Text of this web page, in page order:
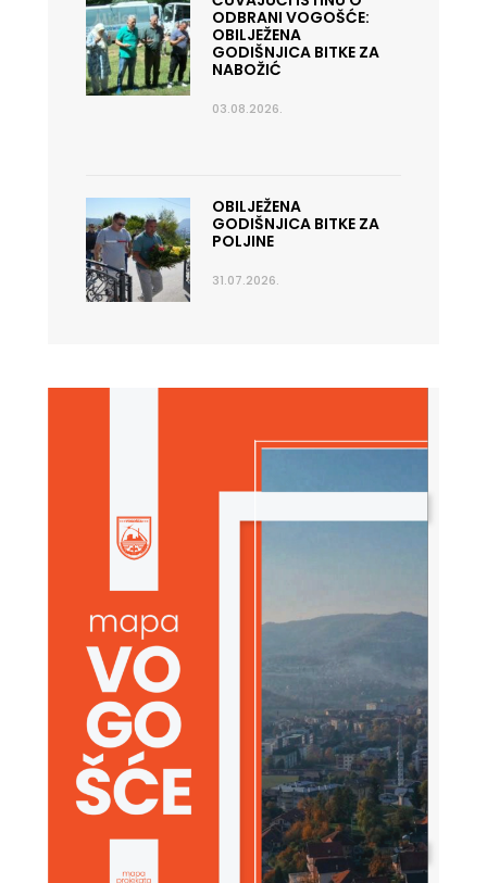
ODBRANI VOGOŠĆE:
OBILJEŽENA
GODIŠNJICA BITKE ZA
NABOŽIĆ
03.08.2026.
OBILJEŽENA
GODIŠNJICA BITKE ZA
POLJINE
31.07.2026.